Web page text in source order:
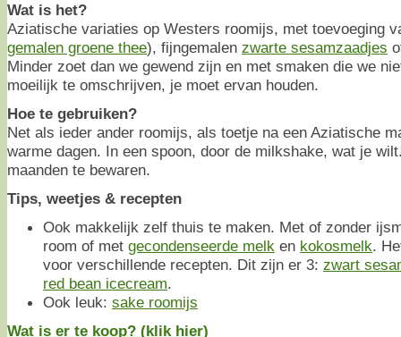
Wat is het?
Aziatische variaties op Westers roomijs, met toevoeging
gemalen groene thee), fijngemalen zwarte sesamzaadjes
Minder zoet dan we gewend zijn en met smaken die we
moeilijk te omschrijven, je moet ervan houden.
Hoe te gebruiken?
Net als ieder ander roomijs, als toetje na een Aziatische
warme dagen. In een spoon, door de milkshake, wat je
maanden te bewaren.
Tips, weetjes & recepten
Ook makkelijk zelf thuis te maken. Met of zonder
room of met gecondenseerde melk en kokosmelk.
voor verschillende recepten. Dit zijn er 3: zwart
red bean icecream.
Ook leuk: sake roomijs
Wat is er te koop? (klik hier)